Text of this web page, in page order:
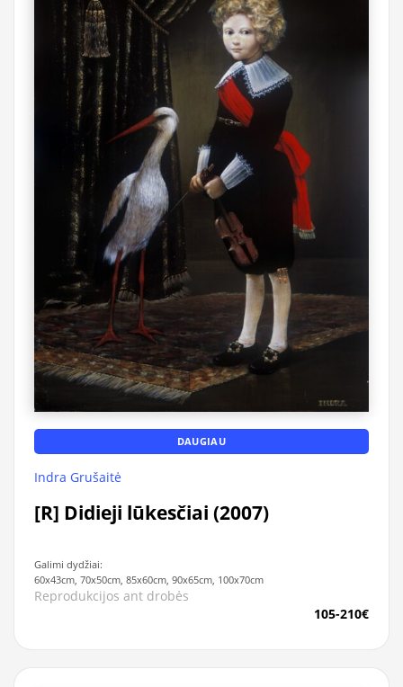
DAUGIAU
Indra Grušaitė
[R] Didieji lūkesčiai (2007)
Galimi dydžiai:
60x43cm, 70x50cm, 85x60cm, 90x65cm, 100x70cm
Reprodukcijos ant drobės
105-210€